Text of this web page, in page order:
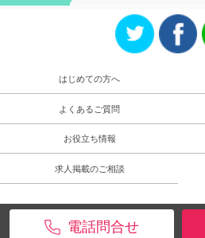
はじめての方へ
よくあるご質問
お役立ち情報
求人掲載のご相談
電話問合せ